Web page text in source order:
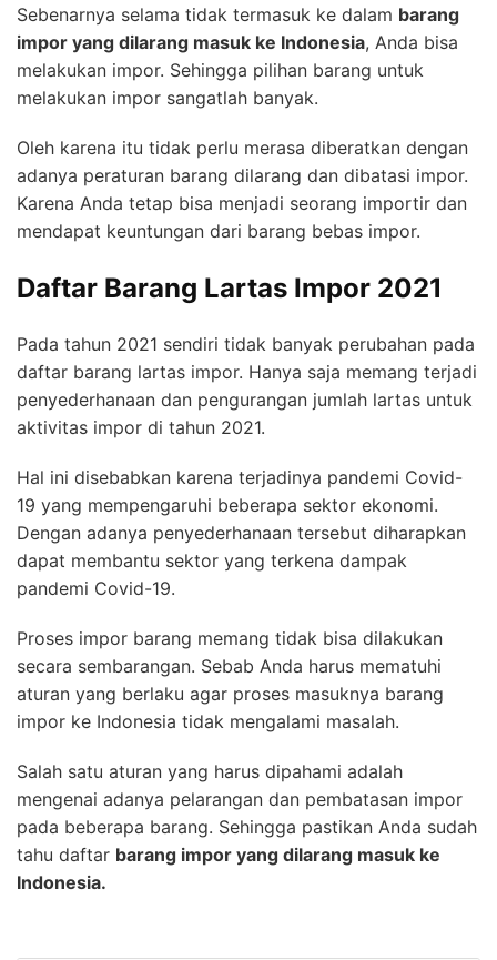
Sebenarnya selama tidak termasuk ke dalam barang
impor yang dilarang masuk ke Indonesia, Anda bisa
melakukan impor. Sehingga pilihan barang untuk
melakukan impor sangatlah banyak.
Oleh karena itu tidak perlu merasa diberatkan dengan
adanya peraturan barang dilarang dan dibatasi impor.
Karena Anda tetap bisa menjadi seorang importir dan
mendapat keuntungan dari barang bebas impor.
Daftar Barang Lartas Impor 2021
Pada tahun 2021 sendiri tidak banyak perubahan pada
daftar barang lartas impor. Hanya saja memang terjadi
penyederhanaan dan pengurangan jumlah lartas untuk
aktivitas impor di tahun 2021.
Hal ini disebabkan karena terjadinya pandemi Covid-
19 yang mempengaruhi beberapa sektor ekonomi.
Dengan adanya penyederhanaan tersebut diharapkan
dapat membantu sektor yang terkena dampak
pandemi Covid-19.
Proses impor barang memang tidak bisa dilakukan
secara sembarangan. Sebab Anda harus mematuhi
aturan yang berlaku agar proses masuknya barang
impor ke Indonesia tidak mengalami masalah.
Salah satu aturan yang harus dipahami adalah
mengenai adanya pelarangan dan pembatasan impor
pada beberapa barang. Sehingga pastikan Anda sudah
tahu daftar barang impor yang dilarang masuk ke
Indonesia.